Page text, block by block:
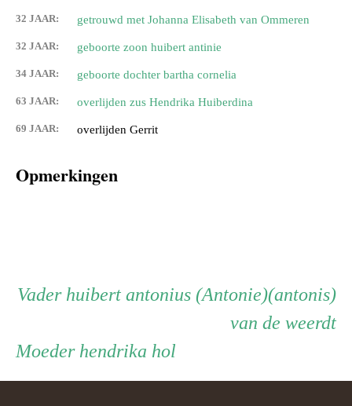
32 JAAR: getrouwd met Johanna Elisabeth van Ommeren
32 JAAR: geboorte zoon huibert antinie
34 JAAR: geboorte dochter bartha cornelia
63 JAAR: overlijden zus Hendrika Huiberdina
69 JAAR: overlijden Gerrit
Opmerkingen
Persoon
ouder
Vader Vader
huibert antonius (Antonie)(antonis)
van de weerdt
Moeder Moeder
hendrika hol